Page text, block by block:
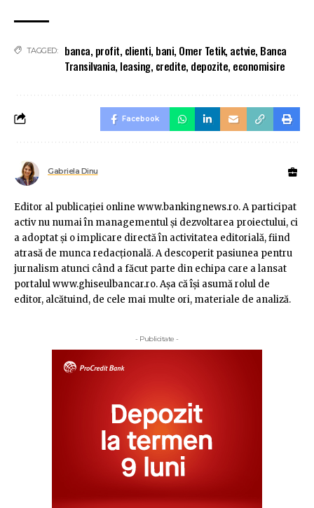
TAGGED: banca, profit, clienti, bani, Omer Tetik, actvie, Banca
Transilvania, leasing, credite, depozite, economisire
Facebook
Gabriela Dinu
Editor al publicaţiei online www.bankingnews.ro. A participat
activ nu numai în managementul şi dezvoltarea proiectului, ci
a adoptat şi o implicare directă în activitatea editorială, fiind
atrasă de munca redacţională. A descoperit pasiunea pentru
jurnalism atunci când a făcut parte din echipa care a lansat
portalul www.ghiseulbancar.ro. Așa că îşi asumă rolul de
editor, alcătuind, de cele mai multe ori, materiale de analiză.
- Publicitate -